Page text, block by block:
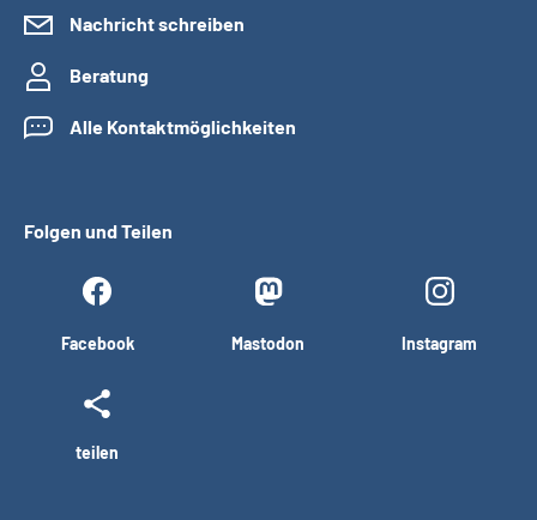
Nachricht schreiben
Beratung
Alle Kontaktmöglichkeiten
Folgen und Teilen
Facebook Mastodon Instagram
teilen